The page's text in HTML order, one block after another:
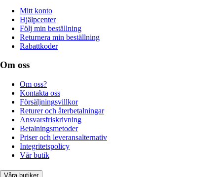
Mitt konto
Hjälpcenter
Följ min beställning
Returnera min beställning
Rabattkoder
Om oss
Om oss?
Kontakta oss
Försäljningsvillkor
Returer och återbetalningar
Ansvarsfriskrivning
Betalningsmetoder
Priser och leveransalternativ
Integritetspolicy
Vår butik
Våra butiker